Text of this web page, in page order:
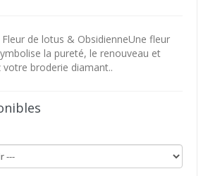
de lotus & ObsidienneUne fleur
la pureté, le renouveau et
broderie diamant..